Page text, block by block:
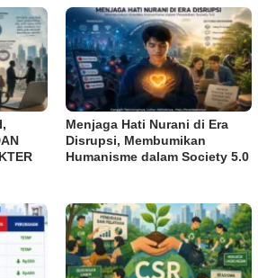
Menjaga Hati Nurani di Era
Disrupsi, Membumikan
Humanisme dalam Society 5.0